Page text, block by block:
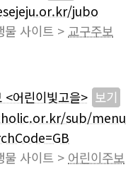
jubo
물 사이트 > 교구주보
<어린이빛고을> 보기
sub/menu
물 사이트 > 어린이주보